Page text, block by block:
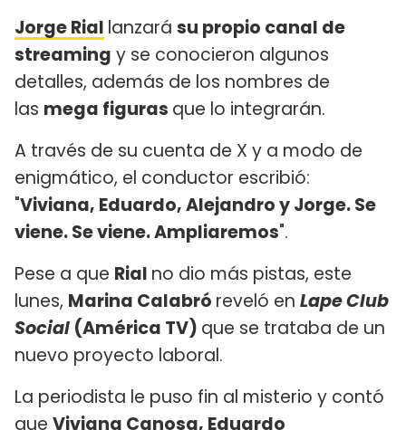
Jorge Rial lanzará su propio canal de
streaming y se conocieron algunos
detalles, además de los nombres de
las mega figuras que lo integrarán.
A través de su cuenta de X y a modo de
enigmático, el conductor escribió:
"Viviana, Eduardo, Alejandro y Jorge. Se
viene. Se viene. Ampliaremos".
Pese a que Rial no dio más pistas, este
lunes, Marina Calabró reveló en Lape Club
Social (América TV) que se trataba de un
nuevo proyecto laboral.
La periodista le puso fin al misterio y contó
que Viviana Canosa, Eduardo